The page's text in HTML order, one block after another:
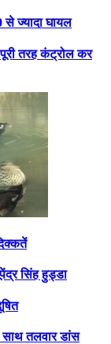
ज्यादा घायल
तरह कंट्रोल कर
सिंह हुड्डा
साथ तलवार डांस